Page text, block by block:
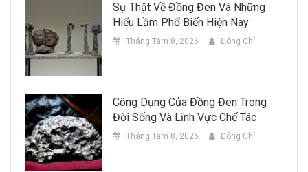
Sự Thật Về Đồng Đen Và Những
Hiểu Lầm Phổ Biến Hiện Nay
Tháng Tám 8, 2026 Đông Chí
Công Dụng Của Đồng Đen Trong
Đời Sống Và Lĩnh Vực Chế Tác
Tháng Tám 8, 2026 Đông Chí